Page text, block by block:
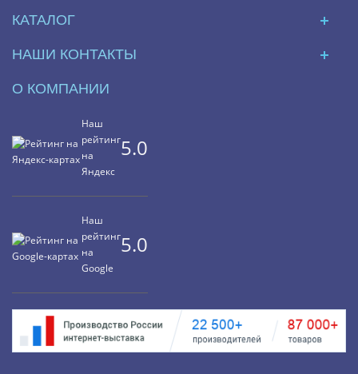
КАТАЛОГ
НАШИ КОНТАКТЫ
О КОМПАНИИ
Наш
рейтинг
на
Яндекс
5.0
Наш
рейтинг
на
Google
5.0